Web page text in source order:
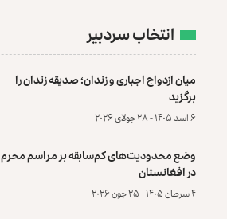
انتخاب سردبیر
میان ازدواج اجباری و زندان؛ صدیقه زندان را
برگزید
۶ اسد ۱۴۰۵ - ۲۸ جولای ۲۰۲۶
وضع محدودیت‌های کم‌سابقه بر مراسم محرم
در افغانستان
۴ سرطان ۱۴۰۵ - ۲۵ جون ۲۰۲۶